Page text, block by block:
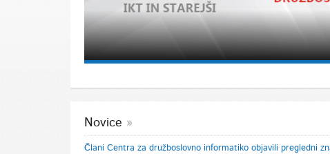
Novice
Člani Centra za družboslovno informatiko objavili pregledni